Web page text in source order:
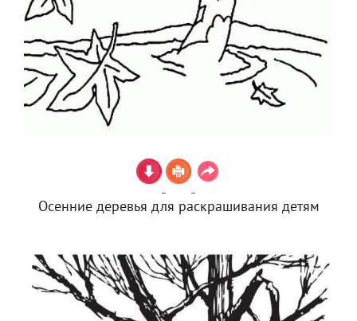
Осенние деревья для раскрашивания детям